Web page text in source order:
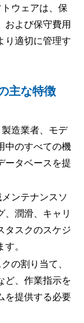
ウェアは、保
および保守費用
り適切に管理す
主な特徴
造業者、モデ
中のすべての機
ータベースを提
ンテナンスソ
潤滑、キャリ
タスクのスケジ
。
の割り当て、
ど、作業指示を
を提供する必要